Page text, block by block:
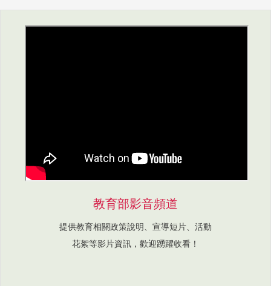
教育部影音頻道
提供教育相關政策說明、宣導短片、活動
花絮等影片資訊，歡迎踴躍收看！